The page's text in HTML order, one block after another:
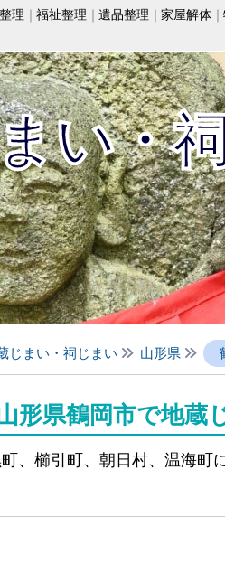
理 福祉整理 遺品整理 家屋解体
い・
じまい・祠じまい 山形県
形県鶴岡市で地蔵
、櫛引町、朝日村、温海